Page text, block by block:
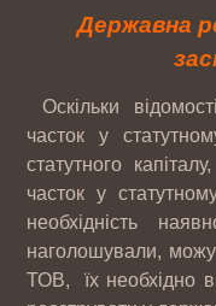
Державна
Оскільки
часток у
статутного
часток у
необхідність
наголошували,
ТОВ, їх необхідно